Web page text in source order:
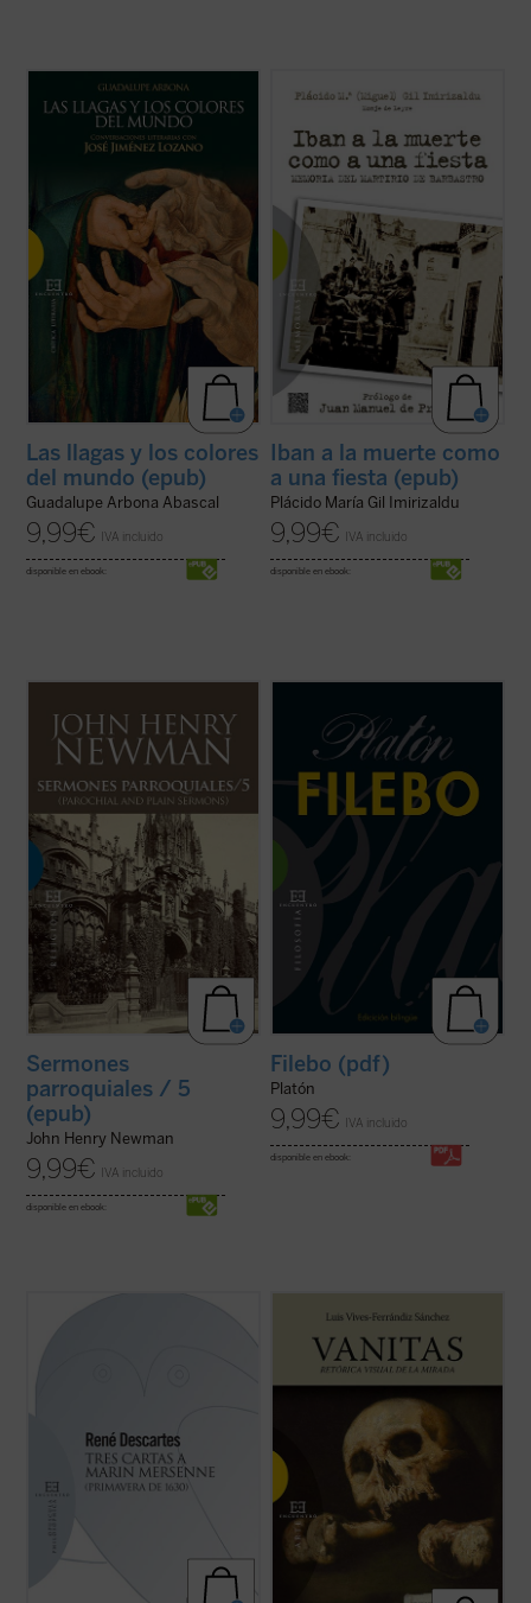
¿Cómo definiría usted el cuento?
Digamos que como un retazo de vida
humana con el que me encuentro, y en el
que me siento involucrado. Lo que he visto
que ocurre y lo que oigo me acontece a mí
Las llagas y los colores
del mundo (epub)
Guadalupe Arbona Abascal
9,99€ IVA incluido
disponible en ebook:
padre Plácido María Gil Imirizaldu nos
uno de los episodios más sobrecogedores
de aquella Guerra Civil en la que se
desataron todos los demonios: el ...(ver
ficha)
Iban a la muerte como
a una fiesta (epub)
Plácido María Gil Imirizaldu
9,99€ IVA incluido
disponible en ebook:
volumen de losSermones parroquiales
fueron predicados en su mayoría en los
años 1838-1840. Este periodo coincide
plenamente con las primeras experiencias
(ver ficha)
Sermones
parroquiales / 5
(epub)
John Henry Newman
9,99€ IVA incluido
disponible en ebook:
creamos que es su tema principal, Platón
presenta de un modo minucioso su
doctrina del placer; en particular, del placer
corporal. La finura analítica de la que hace
gala en este diálogo tardío le ...(ver ficha)
Filebo (pdf)
Platón
9,99€ IVA incluido
disponible en ebook:
desde una perspectiva culturalista. La
es como un puzzle cuyas piezas
provienen de otros ámbitos temáticos
próximos: la idea de la brevedad de la ...